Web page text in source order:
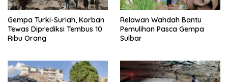
Gempa Turki-Suriah, Korban
Tewas Diprediksi Tembus 10
Ribu Orang
Relawan Wahdah Bantu
Pemulihan Pasca Gempa
Sulbar